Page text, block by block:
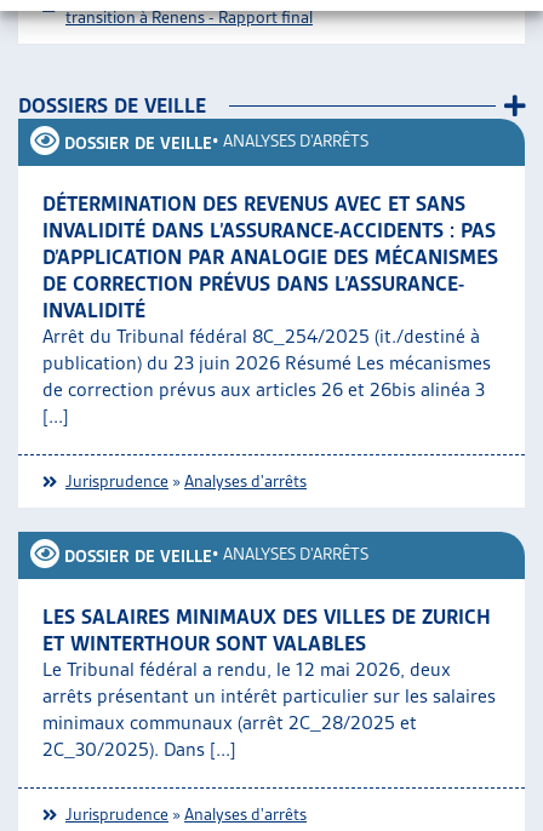
transition à Renens - Rapport final
DOSSIERS DE VEILLE
DOSSIER DE VEILLE• ANALYSES D'ARRÊTS
DÉTERMINATION DES REVENUS AVEC ET SANS
INVALIDITÉ DANS L’ASSURANCE-ACCIDENTS : PAS
D’APPLICATION PAR ANALOGIE DES MÉCANISMES
DE CORRECTION PRÉVUS DANS L’ASSURANCE-
INVALIDITÉ
Arrêt du Tribunal fédéral 8C_254/2025 (it./destiné à
publication) du 23 juin 2026 Résumé Les mécanismes
de correction prévus aux articles 26 et 26bis alinéa 3
[...]
Jurisprudence »Analyses d'arrêts
DOSSIER DE VEILLE• ANALYSES D'ARRÊTS
LES SALAIRES MINIMAUX DES VILLES DE ZURICH
ET WINTERTHOUR SONT VALABLES
Le Tribunal fédéral a rendu, le 12 mai 2026, deux
arrêts présentant un intérêt particulier sur les salaires
minimaux communaux (arrêt 2C_28/2025 et
2C_30/2025). Dans [...]
Jurisprudence »Analyses d'arrêts